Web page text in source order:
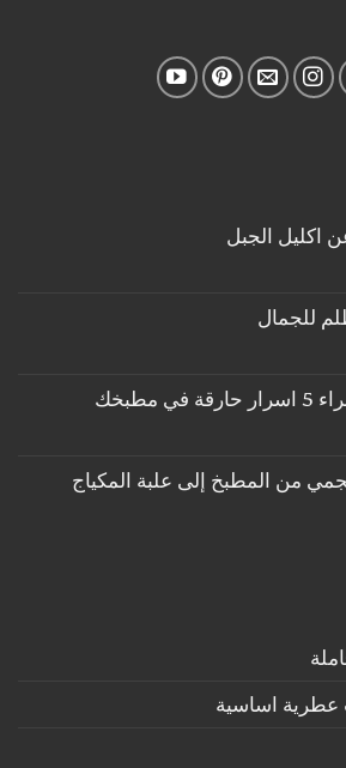
اكليل الجبل
للجمال
مطبخك
من المطبخ إلى علبة المكياج